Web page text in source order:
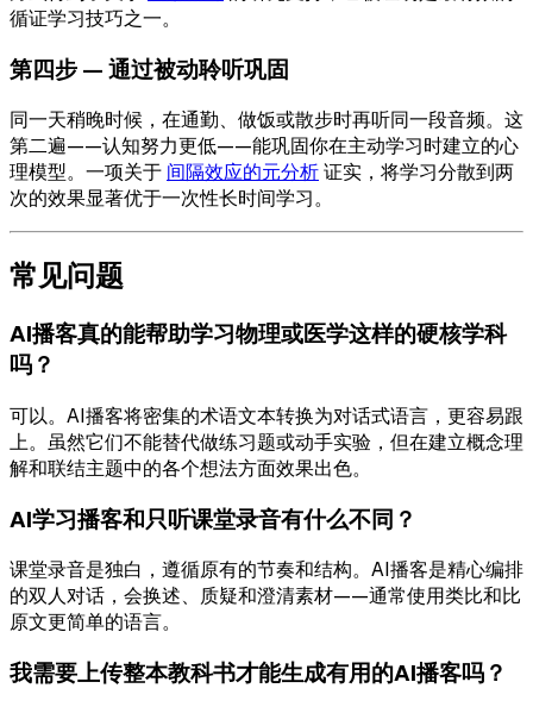
循证学习技巧之一。
第四步 — 通过被动聆听巩固
同一天稍晚时候，在通勤、做饭或散步时再听同一段音频。这
第二遍——认知努力更低——能巩固你在主动学习时建立的心
理模型。一项关于 间隔效应的元分析证实，将学习分散到两
次的效果显著优于一次性长时间学习。
常见问题
AI播客真的能帮助学习物理或医学这样的硬核学科
吗？
可以。AI播客将密集的术语文本转换为对话式语言，更容易跟
上。虽然它们不能替代做练习题或动手实验，但在建立概念理
解和联结主题中的各个想法方面效果出色。
AI学习播客和只听课堂录音有什么不同？
课堂录音是独白，遵循原有的节奏和结构。AI播客是精心编排
的双人对话，会换述、质疑和澄清素材——通常使用类比和比
原文更简单的语言。
我需要上传整本教科书才能生成有用的AI播客吗？